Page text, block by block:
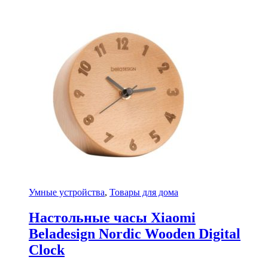
Умные устройства, Товары для дома
Настольные часы Xiaomi
Beladesign Nordic Wooden Digital
Clock